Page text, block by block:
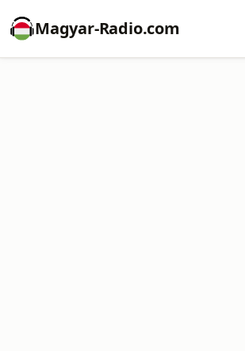
Magyar-Radio.com